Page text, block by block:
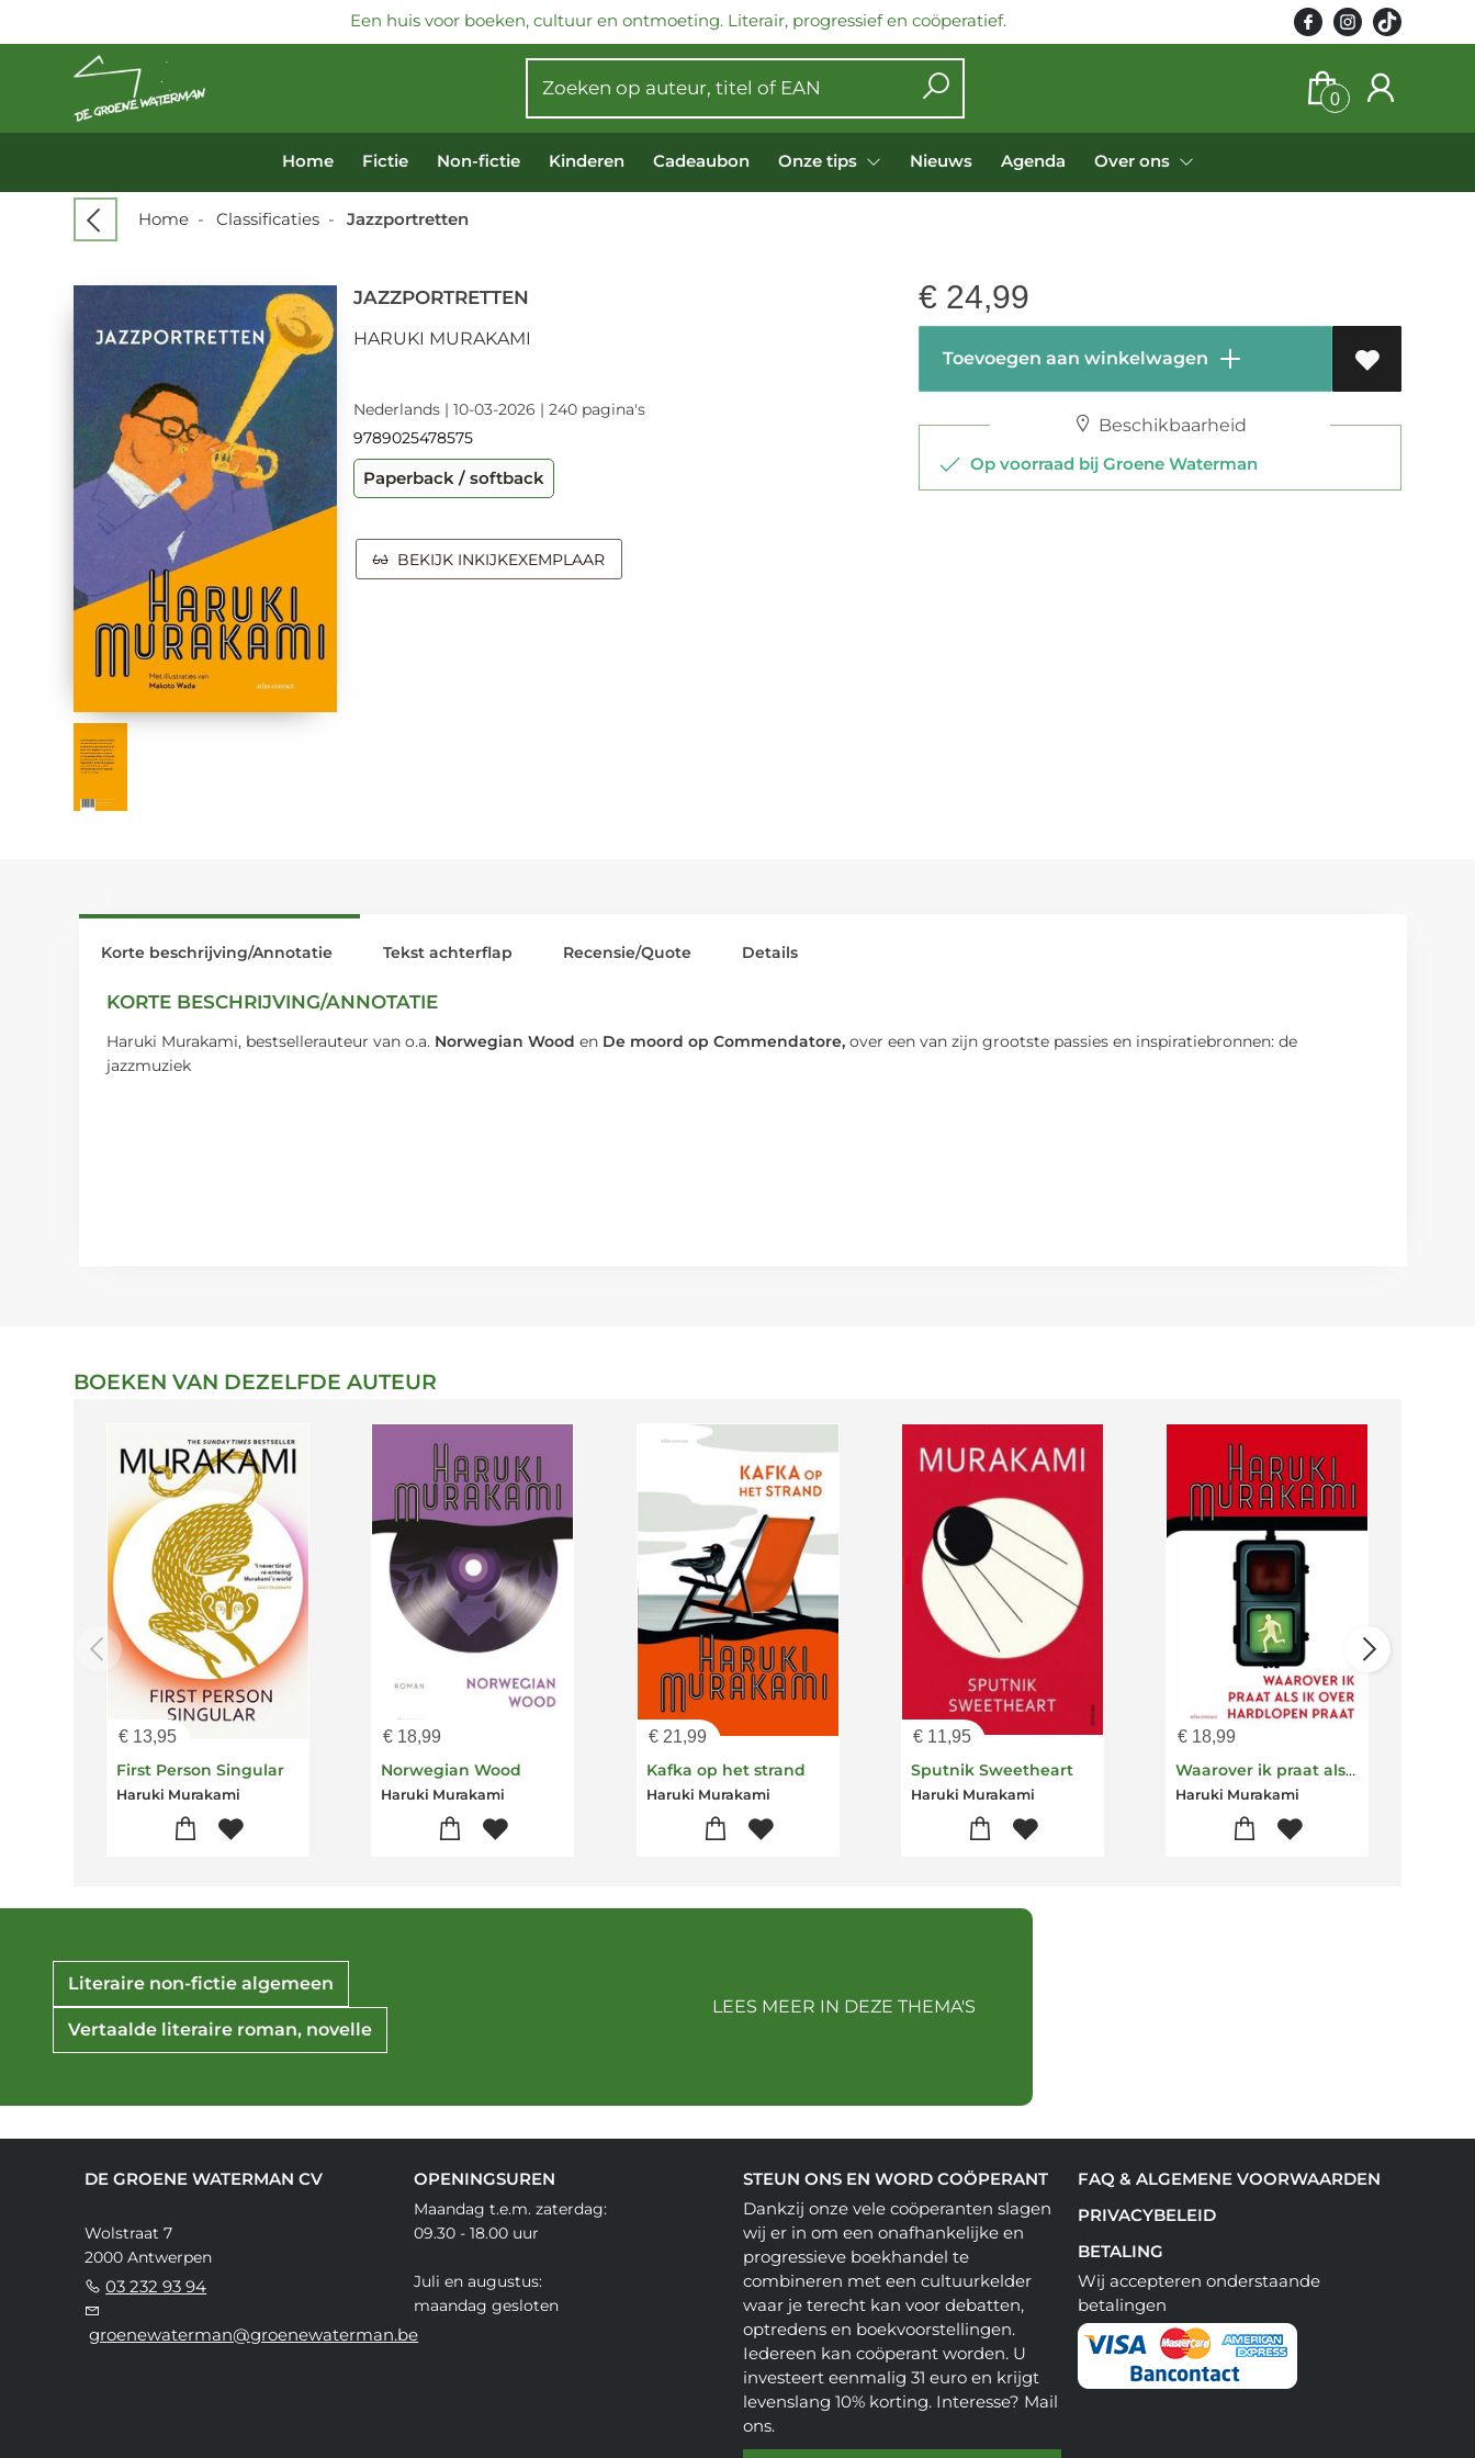
Een huis voor boeken, cultuur en ontmoeting. Literair, progressief en coöperatief.
0
Home Fictie Non-fictie Kinderen Cadeaubon Onze tips Nieuws Agenda Over ons
Home - Classificaties - Jazzportretten
JAZZPORTRETTEN
HARUKI MURAKAMI
Nederlands | 10-03-2026 | 240 pagina's
9789025478575
Paperback / softback
BEKIJK INKIJKEXEMPLAAR
€ 24,99
Toevoegen aan winkelwagen
Beschikbaarheid
Op voorraad bij Groene Waterman
Korte beschrijving/Annotatie
KORTE BESCHRIJVING/ANNOTATIE
Haruki Murakami, bestsellerauteur van o.a. Norwegian Wooden De moord op Commendatore,over een van zijn grootste passies en inspiratiebronnen: de
jazzmuziek
Tekst achterflap Recensie/Quote Details
BOEKEN VAN DEZELFDE AUTEUR
€ 13,95
First Person Singular
Haruki Murakami
€ 18,99
Norwegian Wood
Haruki Murakami
€21,99
Kafka op het strand
Haruki Murakami
€11,95
Sputnik Sweetheart
Haruki Murakami
€ 18,99
Waarover ik praat als ik over hardlopen praat
Haruki Murakami
Literaire non-fictie algemeen
Vertaalde literaire roman, novelle
LEES MEER IN DEZE THEMA'S
DE GROENE WATERMAN CV
Wolstraat 7
2000 Antwerpen
03 232 93 94
groenewaterman@groenewaterman.be
OPENINGSUREN
Maandag t.e.m. zaterdag:
09.30 - 18.00 uur
Juli en augustus:
maandag gesloten
STEUN ONS EN WORD COÖPERANT
Dankzij onze vele coöperanten slagen
wij er in om een onafhankelijke en
progressieve boekhandel te
combineren met een cultuurkelder
waar je terecht kan voor debatten,
optredens en boekvoorstellingen.
Iedereen kan coöperant worden. U
investeert eenmalig 31 euro en krijgt
levenslang 10% korting. Interesse? Mail
ons.
FAQ & ALGEMENE VOORWAARDEN
PRIVACYBELEID
BETALING
Wij accepteren onderstaande
betalingen